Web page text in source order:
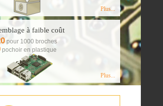
Plus...
à faible coût
pour 1000 broches
pochoir en plastique
Plus...